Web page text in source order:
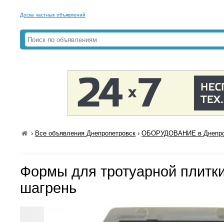
Доска частных объявлений
› Все объявления Днепропетровск ›ОБОРУДОВАНИЕ в
Формы для тротуарной
шагрень